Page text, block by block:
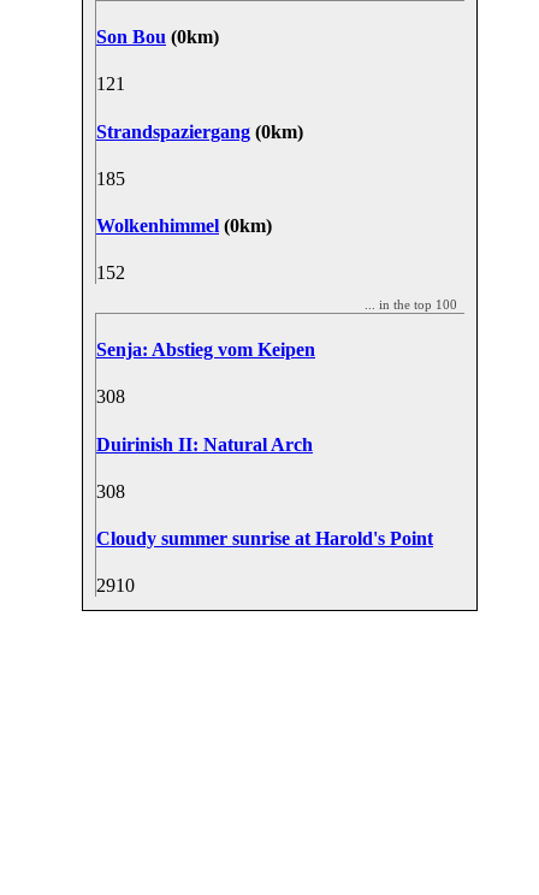
Son Bou (0km)
121
Strandspaziergang (0km)
185
Wolkenhimmel (0km)
152
... in the top 100
Senja: Abstieg vom Keipen
308
Duirinish II: Natural Arch
308
Cloudy summer sunrise at Harold's Point
2910